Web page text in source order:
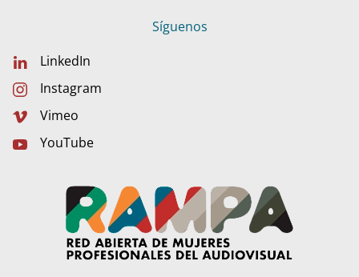
Síguenos
LinkedIn
Instagram
Vimeo
YouTube